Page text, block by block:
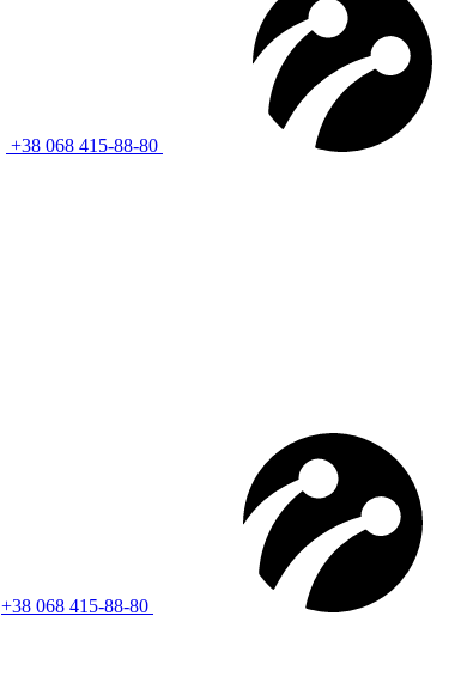
+38 068 415-88-80
+38 068 415-88-80